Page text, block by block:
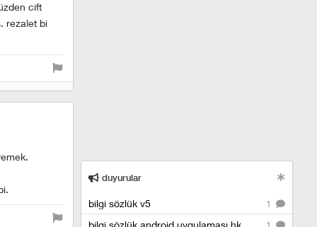
cift
rezalet bi
duyurular
1
bilgi sözlük v5
1
bilgi sözlük android uygulaması hk